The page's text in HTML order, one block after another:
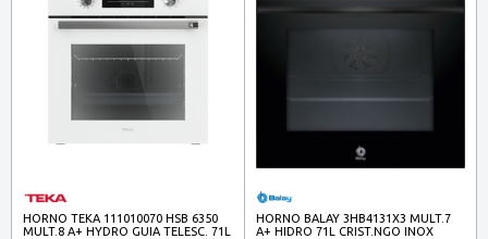
HORNO TEKA 111010070 HSB 6350
MULT.8 A+ HYDRO GUIA TELESC. 71L
HORNO BALAY 3HB4131X3 MULT.7
A+ HIDRO 71L CRIST.NGO INOX